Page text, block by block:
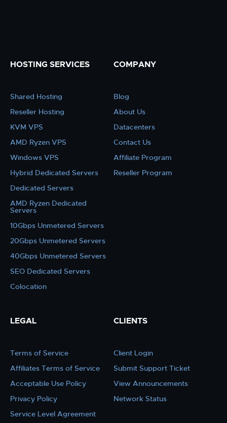
HOSTING SERVICES
Shared Hosting
Reseller Hosting
KVM VPS
AMD Ryzen VPS
Windows VPS
Hybrid Dedicated Servers
Dedicated Servers
AMD Ryzen Dedicated
Servers
10Gbps Unmetered Servers
20Gbps Unmetered Servers
40Gbps Unmetered Servers
SEO Dedicated Servers
Colocation
COMPANY
Blog
About Us
Datacenters
Contact Us
Affiliate Program
Reseller Program
LEGAL
Terms of Service
Affiliates Terms of Service
Acceptable Use Policy
Privacy Policy
Service Level Agreement
CLIENTS
Client Login
Submit Support Ticket
View Announcements
Network Status